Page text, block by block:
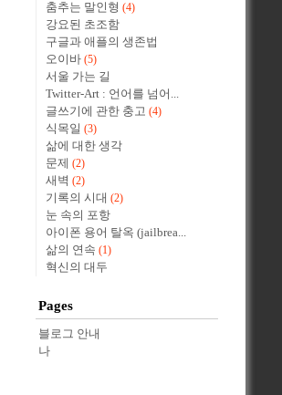
춤추는 말인형 (4)
강요된 초조함
구글과 애플의 생존법
오이바 (5)
서울 가는 길
Twitter-Art : 언어를 넘어...
글쓰기에 관한 충고 (4)
식목일 (3)
삶에 대한 생각
문제
(2)
새벽 (2)
기록의 시대 (2)
눈 속의 포항
아이폰 용어 탈옥 (jailbrea...
삶의 연속 (1)
혁신의 대두
Pages
블로그 안내
나